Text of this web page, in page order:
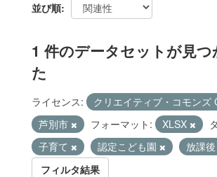
並び順
1 件のデータセットが見つ
た
ライセンス: クリエイティブ・コモンズ
芦別市
フォーマット: XLSX
子育て
認定こども園
放課後
フィルタ結果